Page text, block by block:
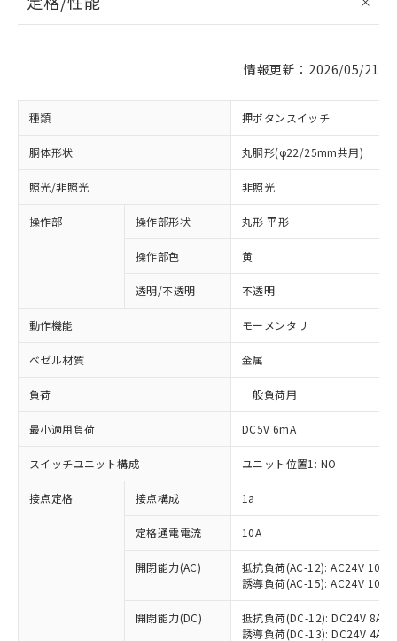
情報更新：2026/05/21
種類 押ボタンスイッチ
胴体形状 丸胴形(φ22/25mm共用)
照光/非照光 非照光
操作部 操作部形状 丸形 平形
操作部色 黄
透明/不透明 不透明
動作機能 モーメンタリ
ベゼル材質 金属
負荷 一般負荷用
最小適用負荷 DC5V 6mA
スイッチユニット構成 ユニット位置1: NO
接点定格 接点構成 1a
定格通電電流 10A
開閉能力(AC)
抵抗負荷(AC-12): AC24V 10A/
誘導負荷(AC-15): AC24V
開閉能力(DC)
抵抗負荷(DC-12): DC24V 8A/
誘導負荷(DC-13): DC24V 4A/
ご利用条件
対応済み：EU RoHS指令（10物質）の
非含有に対応した製品が提供可能な商品で
対応予定：EU RoHS指令（10物質）の非含
有に対応した製品に切り替える予定のある